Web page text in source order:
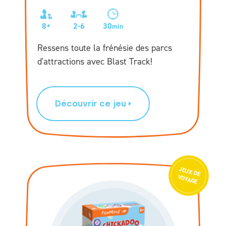
8+ 2-6 30min
Ressens toute la frénésie des parcs
d'attractions avec Blast Track!
Découvrir ce jeu
JEU
X D
E
VOYAGE